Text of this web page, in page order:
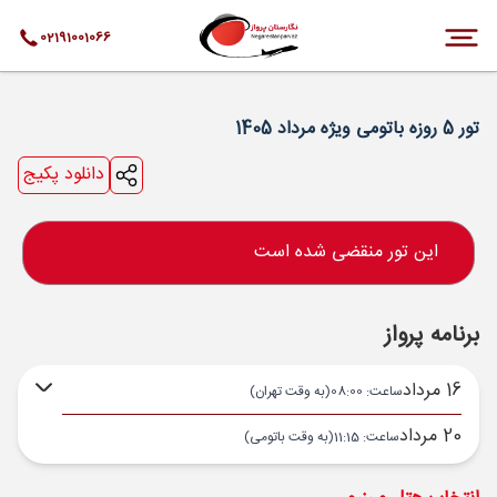
02191001066
تور 5 روزه باتومی ویژه مرداد 1405
دانلود پکیج
این تور منقضی شده است
برنامه پرواز
16 مرداد ساعت: 08:00 (به وقت تهران)
20 مرداد ساعت: 11:15 (به وقت باتومی)